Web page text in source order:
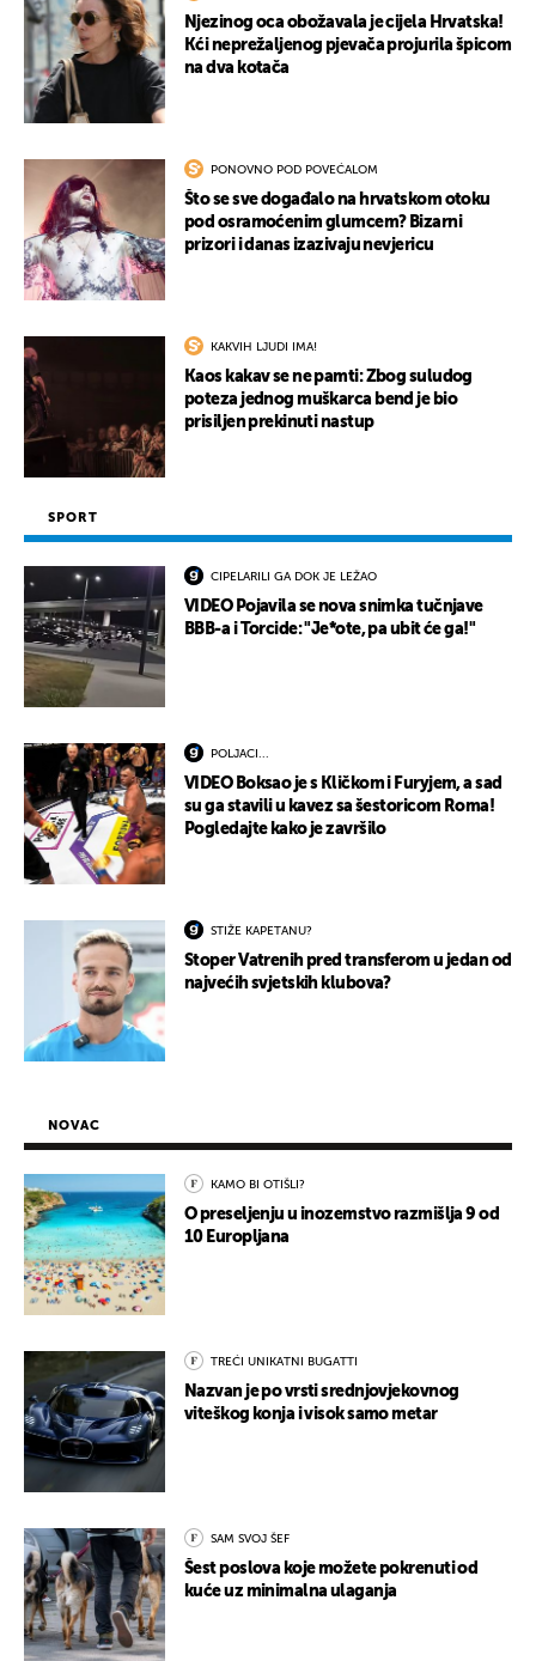
Njezinog oca obožavala je cijela Hrvatska!
Kći neprežaljenog pjevača projurila špicom
na dva kotača
PONOVNO POD POVEĆALOM
Što se sve događalo na hrvatskom otoku
pod osramoćenim glumcem? Bizarni
prizori i danas izazivaju nevjericu
KAKVIH LJUDI IMA!
Kaos kakav se ne pamti: Zbog suludog
poteza jednog muškarca bend je bio
prisiljen prekinuti nastup
SPORT
CIPELARILI GA DOK JE LEŽAO
VIDEO Pojavila se nova snimka tučnjave
BBB-a i Torcide: "Je*ote, pa ubit će ga!"
POLJACI...
VIDEO Boksao je s Kličkom i Furyjem, a sad
su ga stavili u kavez sa šestoricom Roma!
Pogledajte kako je završilo
STIŽE KAPETANU?
Stoper Vatrenih pred transferom u jedan od
najvećih svjetskih klubova?
NOVAC
KAMO BI OTIŠLI?
O preseljenju u inozemstvo razmišlja 9 od
10 Europljana
TREĆI UNIKATNI BUGATTI
Nazvan je po vrsti srednjovjekovnog
viteškog konja i visok samo metar
SAM SVOJ ŠEF
Šest poslova koje možete pokrenuti od
kuće uz minimalna ulaganja